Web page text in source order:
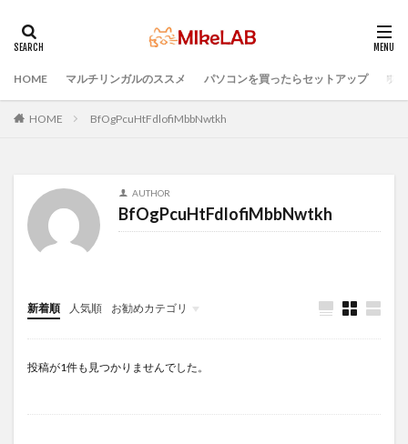
HOME マルチリンガルのススメ パソコンを買ったらセットアップ プ
HOME BfOgPcuHtFdlofiMbbNwtkh
AUTHOR
BfOgPcuHtFdlofiMbbNwtkh
新着順 人気順 お勧めカテゴリ
Infomation
投稿が1件も見つかりませんでした。
タグ
プログラミング言語 ブラインドタッチ
インストール